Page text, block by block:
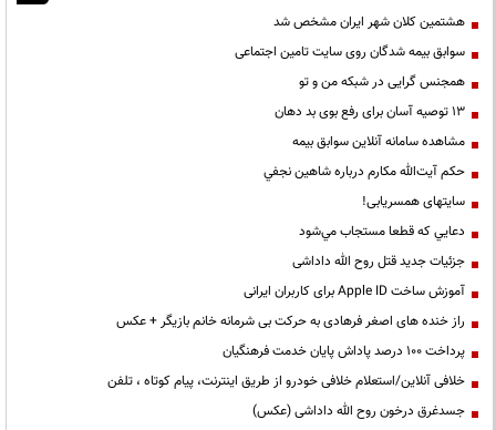
هشتمین کلان شهر ایران مشخص شد
سوابق بیمه شدگان روی سایت تامین اجتماعی
همجنس گرایی در شبکه من و تو
13 توصیه آسان برای رفع بوی بد دهان
مشاهده سامانه آنلاين سوابق بیمه
حكم آيت‌الله مكارم درباره شاهين نجفي
سایتهای همسریابی!
دعايي كه قطعا مستجاب مي‌شود
جزئیات جدید قتل روح الله داداشی
آموزش ساخت Apple ID برای کاربران ایرانی
راز خنده های اصغر فرهادی به حرکت بی شرمانه خانم بازیگر + عکس
پرداخت ۱۰۰ درصد پاداش پایان خدمت فرهنگیان
خلافی آنلاین/استعلام خلافی خودرو از طریق اینترنت، پیام کوتاه ، تلفن
جسدغرق درخون روح الله داداشی (عکس)